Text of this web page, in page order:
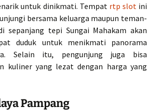
untuk dinikmati. Tempat rtp slotini
bersama keluarga maupun teman-
sepanjang tepi Sungai Mahakam akan
duduk untuk menikmati panorama
Selain itu, pengunjung juga bisa
kuliner yang lezat dengan harga yang
Pampang